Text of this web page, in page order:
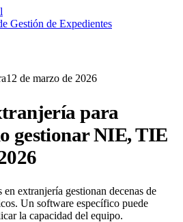
12 de marzo de 2026
para
gestionar NIE, TIE
en extranjería gestionan decenas de
Un software específico puede
la capacidad del equipo.